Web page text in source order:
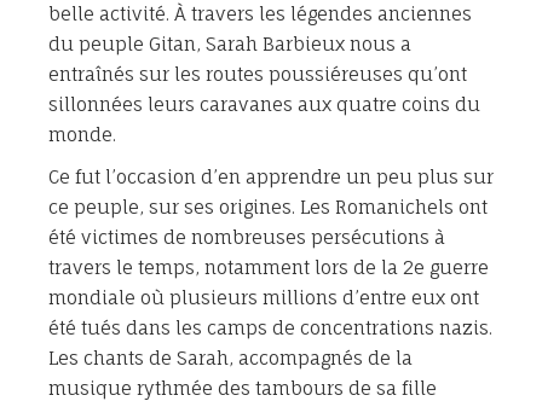
belle activité. À travers les légendes anciennes
du peuple Gitan, Sarah Barbieux nous a
entraînés sur les routes poussiéreuses qu’ont
sillonnées leurs caravanes aux quatre coins du
monde.
Ce fut l’occasion d’en apprendre un peu plus sur
ce peuple, sur ses origines. Les Romanichels ont
été victimes de nombreuses persécutions à
travers le temps, notamment lors de la 2e guerre
mondiale où plusieurs millions d’entre eux ont
été tués dans les camps de concentrations nazis.
Les chants de Sarah, accompagnés de la
musique rythmée des tambours de sa fille